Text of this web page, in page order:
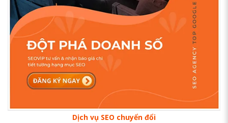
Dịch vụ SEO chuyển đổi